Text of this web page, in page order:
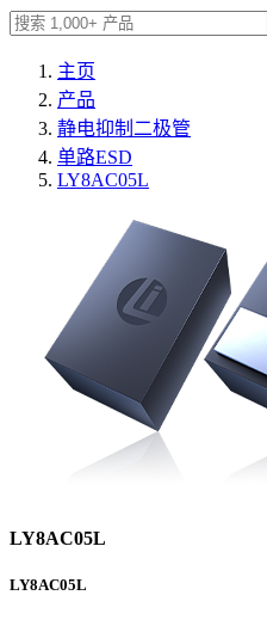
主页
产品
静电抑制二极管
单路ESD
LY8AC05L
LY8AC05L
LY8AC05L